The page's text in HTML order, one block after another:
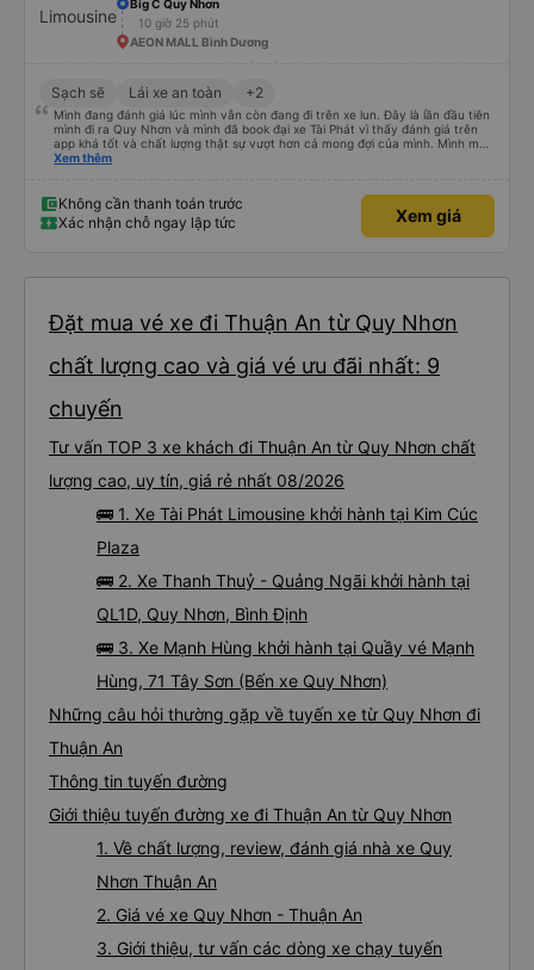
Big C Quy Nhơn
10 giờ 25 phút
AEON MALL Bình Dương
Sạch sẽ Lái xe an toàn +2
Mình đang đánh giá lúc mình vẫn còn đang đi trên xe lun. Đây là lần đầu tiên
mình đi ra Quy Nhơn và mình đã book đại xe Tài Phát vì thấy đánh giá trên
app khá tốt và chất lượng thật sự vượt hơn cả mong đợi của mình. Mình mua
giường đôi và vừa đủ cho 2 người. Nhân viên của nhà xe phải nói là siêu nhiệt
trung chuyển và lên xe lớn thì luôn hỗ trợ xách vali giùm tụi mình. Trên xe thì
có cả bánh và sữa miễn phí cho khách còn chuẩn bị cả thuốc say xe, dép,
mền, gối và đặc biệt là có gối ôm. Nchung là phải chấm nhà xe 10 sao mới
Xem thêm
Không cần thanh toán trước
Xác nhận chỗ ngay lập tức
Xem giá
Đặt mua vé xe đi Thuận An từ Quy Nhơn
chất lượng cao và giá vé ưu đãi nhất: 9
chuyến
Tư vấn TOP 3 xe khách đi Thuận An từ Quy Nhơn chất
lượng cao, uy tín, giá rẻ nhất 08/2026
🚌 1. Xe Tài Phát Limousine khởi hành tại Kim Cúc
Plaza
🚌 2. Xe Thanh Thuỷ - Quảng Ngãi khởi hành tại
QL1D, Quy Nhơn, Bình Định
🚌 3. Xe Mạnh Hùng khởi hành tại Quầy vé Mạnh
Hùng, 71 Tây Sơn (Bến xe Quy Nhơn)
Những câu hỏi thường gặp về tuyến xe từ Quy Nhơn đi
Thuận An
Thông tin tuyến đường
Giới thiệu tuyến đường xe đi Thuận An từ Quy Nhơn
1. Về chất lượng, review, đánh giá nhà xe Quy
Nhơn Thuận An
2. Giá vé xe Quy Nhơn - Thuận An
3. Giới thiệu, tư vấn các dòng xe chạy tuyến